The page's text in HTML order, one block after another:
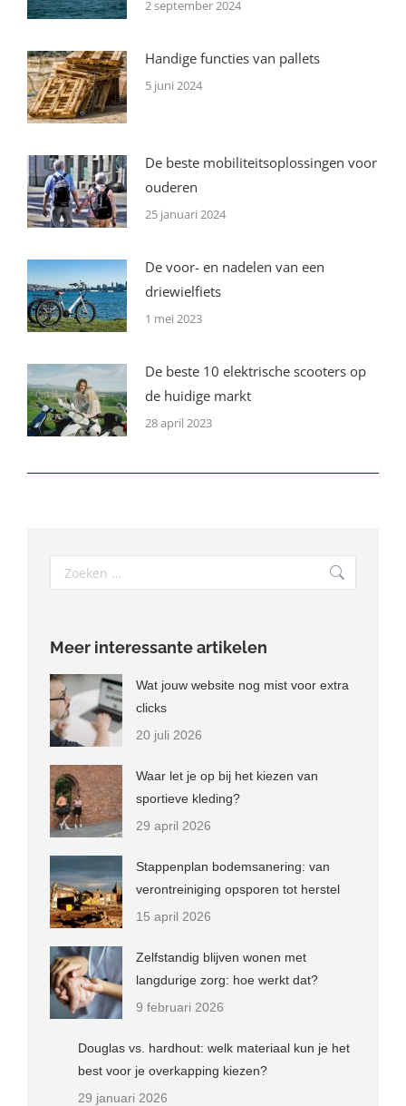
2 september 2024
Handige functies van pallets
5 juni 2024
De beste mobiliteitsoplossingen voor
ouderen
25 januari 2024
De voor- en nadelen van een
driewielfiets
1 mei 2023
De beste 10 elektrische scooters op
de huidige markt
28 april 2023
Search:
Meer interessante artikelen
Wat jouw website nog mist voor extra
clicks
20 juli 2026
Waar let je op bij het kiezen van
sportieve kleding?
29 april 2026
Stappenplan bodemsanering: van
verontreiniging opsporen tot herstel
15 april 2026
Zelfstandig blijven wonen met
langdurige zorg: hoe werkt dat?
9 februari 2026
Douglas vs. hardhout: welk materiaal kun je het
best voor je overkapping kiezen?
29 januari 2026